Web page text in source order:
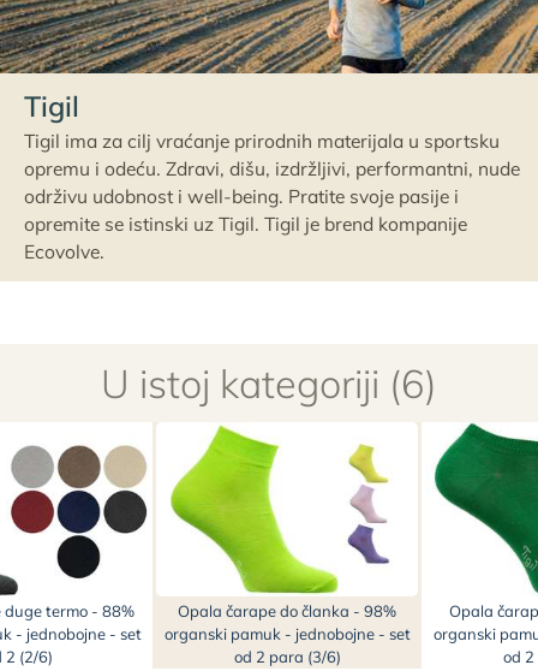
Tigil
Tigil ima za cilj vraćanje prirodnih materijala u sportsku
opremu i odeću. Zdravi, dišu, izdržljivi, performantni, nude
održivu udobnost i well-being. Pratite svoje pasije i
opremite se istinski uz Tigil. Tigil je brend kompanije
Ecovolve.
U istoj kategoriji (6)
termo - 88%
- jednobojne - set
2 (2/6)
Opala čarape do članka - 98%
organski pamuk - jednobojne - set
od 2 para (3/6)
Opala
organski
od